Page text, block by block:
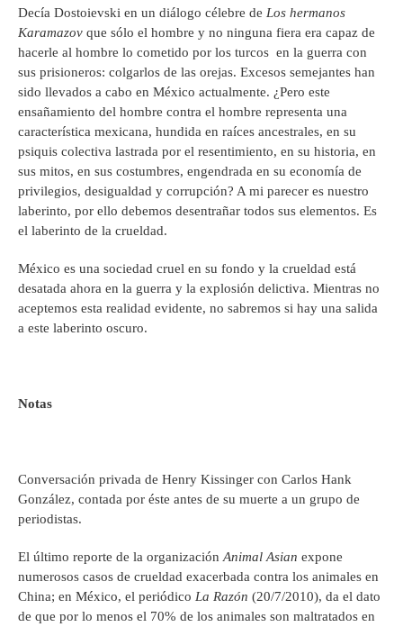
Decía Dostoievski en un diálogo célebre de Los hermanos
Karamazov que sólo el hombre y no ninguna fiera era capaz de
hacerle al hombre lo cometido por los turcos en la guerra con
sus prisioneros: colgarlos de las orejas. Excesos semejantes han
sido llevados a cabo en México actualmente. ¿Pero este
ensañamiento del hombre contra el hombre representa una
característica mexicana, hundida en raíces ancestrales, en su
psiquis colectiva lastrada por el resentimiento, en su historia, en
sus mitos, en sus costumbres, engendrada en su economía de
privilegios, desigualdad y corrupción? A mi parecer es nuestro
laberinto, por ello debemos desentrañar todos sus elementos. Es
el laberinto de la crueldad.
México es una sociedad cruel en su fondo y la crueldad está
desatada ahora en la guerra y la explosión delictiva. Mientras no
aceptemos esta realidad evidente, no sabremos si hay una salida
a este laberinto oscuro.
Notas
Conversación privada de Henry Kissinger con Carlos Hank
González, contada por éste antes de su muerte a un grupo de
periodistas.
El último reporte de la organizaciónAnimal Asian expone
numerosos casos de crueldad exacerbada contra los animales en
China; en México, el periódico La Razón (20/7/2010), da el dato
de que por lo menos el 70% de los animales son maltratados en